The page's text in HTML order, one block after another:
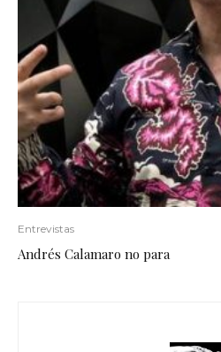
Entrevistas
Andrés Calamaro no para